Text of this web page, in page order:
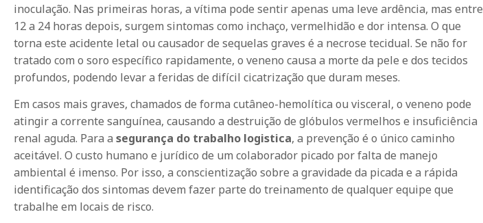
inoculação. Nas primeiras horas, a vítima pode sentir apenas uma leve ardência, mas entre
12 a 24 horas depois, surgem sintomas como inchaço, vermelhidão e dor intensa. O que
torna este acidente letal ou causador de sequelas graves é a necrose tecidual. Se não for
tratado com o soro específico rapidamente, o veneno causa a morte da pele e dos tecidos
profundos, podendo levar a feridas de difícil cicatrização que duram meses.
Em casos mais graves, chamados de forma cutâneo-hemolítica ou visceral, o veneno pode
atingir a corrente sanguínea, causando a destruição de glóbulos vermelhos e insuficiência
renal aguda. Para a segurança do trabalho logistica, a prevenção é o único caminho
aceitável. O custo humano e jurídico de um colaborador picado por falta de manejo
ambiental é imenso. Por isso, a conscientização sobre a gravidade da picada e a rápida
identificação dos sintomas devem fazer parte do treinamento de qualquer equipe que
trabalhe em locais de risco.